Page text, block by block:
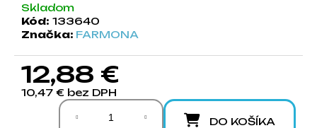
Skladom
Kód: 133640
Značka: FARMONA
12,88 €
10,47 € bez DPH
Jednotková cena:
DO KOŠÍKA
O
p